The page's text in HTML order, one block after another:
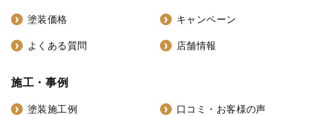
塗装価格 キャンペーン
よくある質問 店舗情報
施工・事例
塗装施工例 口コミ・お客様の声